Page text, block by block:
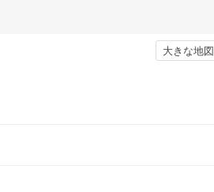
大きな地図